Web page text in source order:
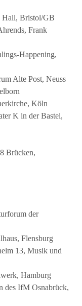
Hall, Bristol/GB
Frank
Happening,
Alte Post, Neuss
Köln
K in der Bastei,
Brücken,
der
Flensburg
13, Musik und
Hamburg
des IfM Osnabrück,